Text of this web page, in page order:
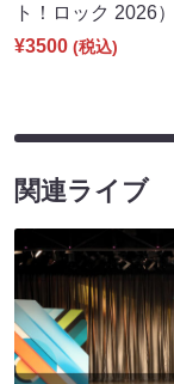
ト！ロック 2026
¥3500 (税込)
関連ライブ